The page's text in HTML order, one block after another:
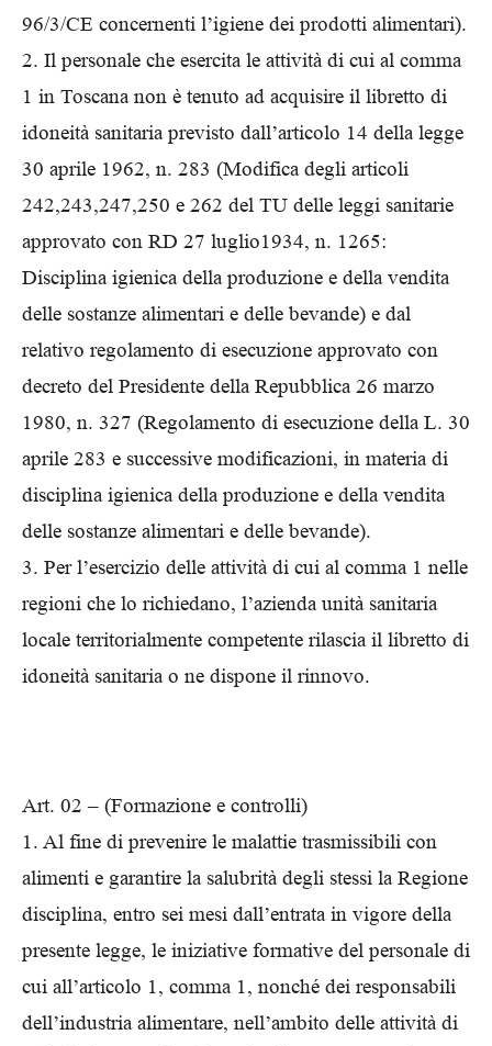
96/3/CE concernenti l’igiene dei prodotti alimentari).
2. Il personale che esercita le attività di cui al comma
1 in Toscana non è tenuto ad acquisire il libretto di
idoneità sanitaria previsto dall’articolo 14 della legge
30 aprile 1962, n. 283 (Modifica degli articoli
242,243,247,250 e 262 del TU delle leggi sanitarie
approvato con RD 27 luglio1934, n. 1265:
Disciplina igienica della produzione e della vendita
delle sostanze alimentari e delle bevande) e dal
relativo regolamento di esecuzione approvato con
decreto del Presidente della Repubblica 26 marzo
1980, n. 327 (Regolamento di esecuzione della L. 30
aprile 283 e successive modificazioni, in materia di
disciplina igienica della produzione e della vendita
delle sostanze alimentari e delle bevande).
3. Per l’esercizio delle attività di cui al comma 1 nelle
regioni che lo richiedano, l’azienda unità sanitaria
locale territorialmente competente rilascia il libretto di
idoneità sanitaria o ne dispone il rinnovo.
Art. 02 – (Formazione e controlli)
1. Al fine di prevenire le malattie trasmissibili con
alimenti e garantire la salubrità degli stessi la Regione
disciplina, entro sei mesi dall’entrata in vigore della
presente legge, le iniziative formative del personale di
cui all’articolo 1, comma 1, nonché dei responsabili
dell’industria alimentare, nell’ambito delle attività di